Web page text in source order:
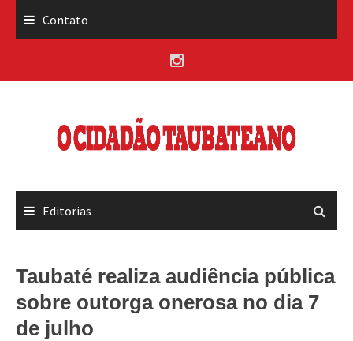
Contato
Editorias
Taubaté realiza audiência pública
sobre outorga onerosa no dia 7
de julho